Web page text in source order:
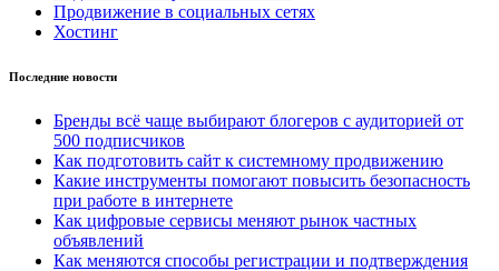
Продвижение в социальных сетях
Хостинг
Последние новости
Бренды всё чаще выбирают блогеров с аудиторией от
500 подписчиков
Как подготовить сайт к системному продвижению
Какие инструменты помогают повысить безопасность
при работе в интернете
Как цифровые сервисы меняют рынок частных
объявлений
Как меняются способы регистрации и подтверждения